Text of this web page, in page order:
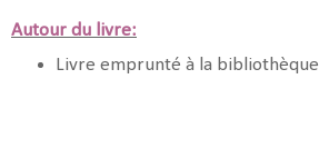
Autour du livre:
Livre emprunté à la bibliothèque